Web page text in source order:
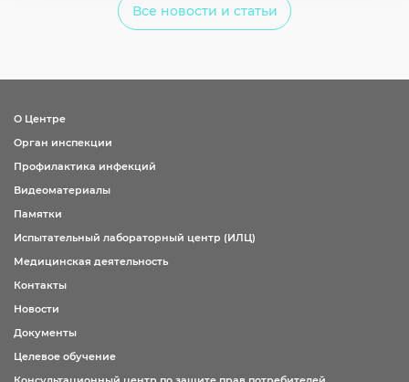
Все новости и статьи
О Центре
Орган инспекции
Профилактика инфекций
Видеоматериалы
Памятки
Испытательный лабораторный центр (ИЛЦ)
Медицинская деятельность
Контакты
Новости
Документы
Целевое обучение